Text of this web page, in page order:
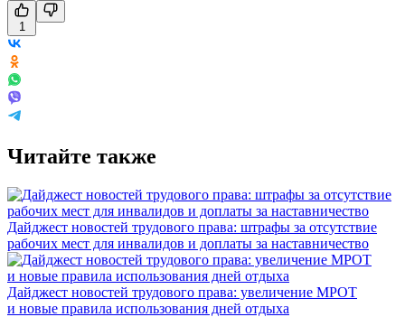
1
Читайте также
Дайджест новостей трудового права: штрафы за отсутствие
рабочих мест для инвалидов и доплаты за наставничество
Дайджест новостей трудового права: увеличение МРОТ
и новые правила использования дней отдыха